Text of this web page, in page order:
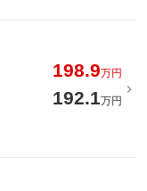
198.9万円
192.1万円